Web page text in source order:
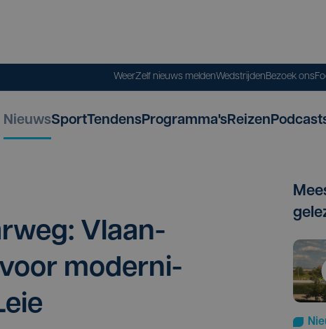
WeerZelf nieuws meldenWedstrijdenBezoek ons
NieuwsSportTendensProgramma'sReizen
Vlaan­
moder­ni­